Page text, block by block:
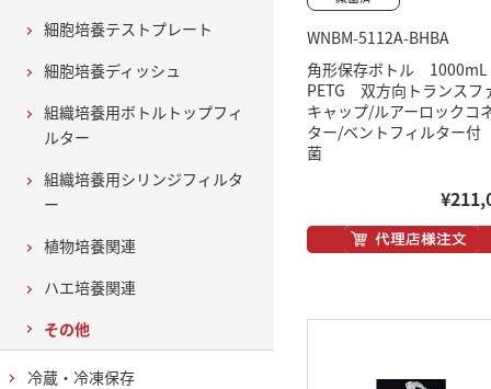
WNBM-5112A-BHBA
角形保存ボトル
PETG 双方向トランスフ
キャップ/ルアーロックコ
ター/ベントフィルター
菌
細胞培養テストプレート
細胞培養ディッシュ
組織培養用ボトルトップフィ
ルター
組織培養用シリンジフィルタ
ー
植物培養関連
ハエ培養関連
その他
冷蔵・冷凍保存